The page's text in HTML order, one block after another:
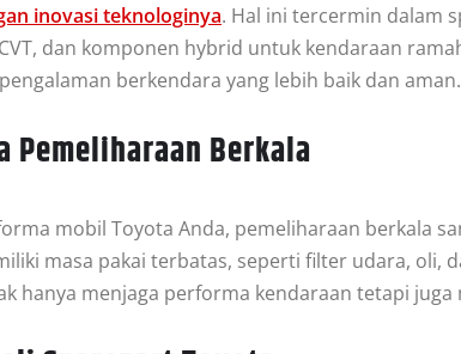
inovasi teknologinya. Hal ini tercermin dalam
dan komponen hybrid untuk kendaraan
berkendara yang lebih baik dan aman.
Pemeliharaan Berkala
mobil Toyota Anda, pemeliharaan berkala
masa pakai terbatas, seperti filter udara, oli,
hanya menjaga performa kendaraan tetapi juga